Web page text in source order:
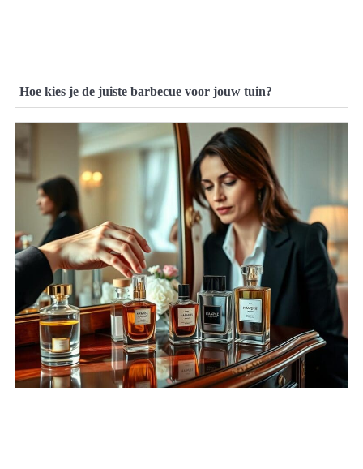
Hoe kies je de juiste barbecue voor jouw tuin?